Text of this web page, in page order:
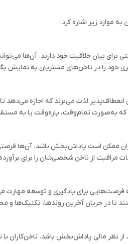
موارد زیر اشاره کرد:
برای بیان خلاقیت خود دارند. آن‌ها
خود را در ناخن‌های مشتریان به نمایش
انعطاف‌پذیر لذت می‌برند که اجازه
به‌صورت تمام‌وقت، پاره‌وقت یا به مستقل
ممکن است پاداش‌بخش باشد. آن‌ها فرصتی
از ناخن شخصی‌شان را برای
برای یادگیری و توسعه مهارت
تا در جریان آخرین روندها، تکنیک‌ها و
نظر مالی پاداش‌بخش باشد. ناخن‌کاران